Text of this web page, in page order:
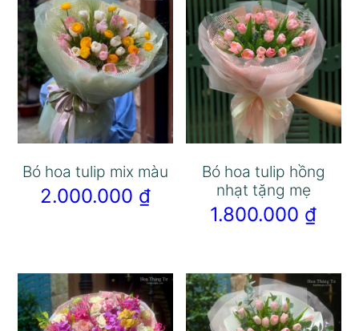
Bó hoa tulip mix màu
2.000.000 ₫
Bó hoa tulip hồng
nhạt tặng mẹ
1.800.000 ₫